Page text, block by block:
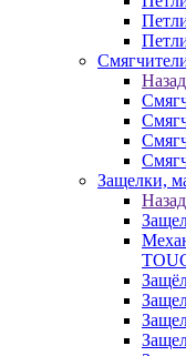
Назад
Защелки,
Назад